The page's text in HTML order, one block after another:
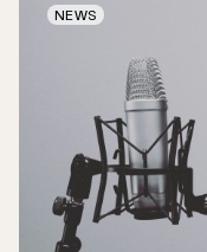
NEWS